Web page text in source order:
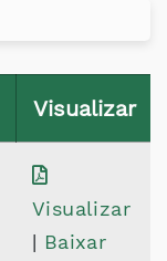
Visualizar
Visualizar
| Baixar